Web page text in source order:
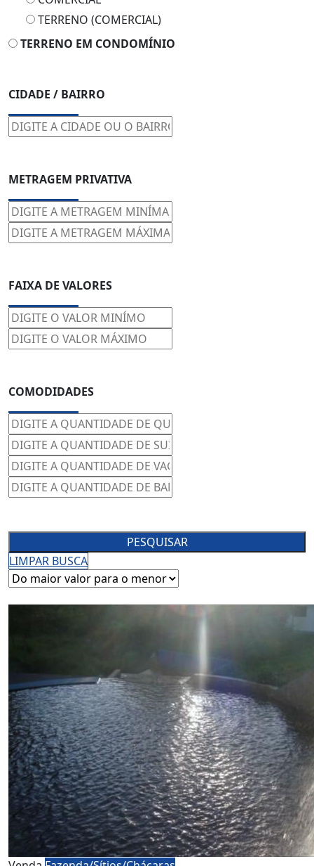
TERRENO (COMERCIAL)
TERRENO EM CONDOMÍNIO
CIDADE / BAIRRO
METRAGEM PRIVATIVA
FAIXA DE VALORES
COMODIDADES
PESQUISAR
LIMPAR BUSCA